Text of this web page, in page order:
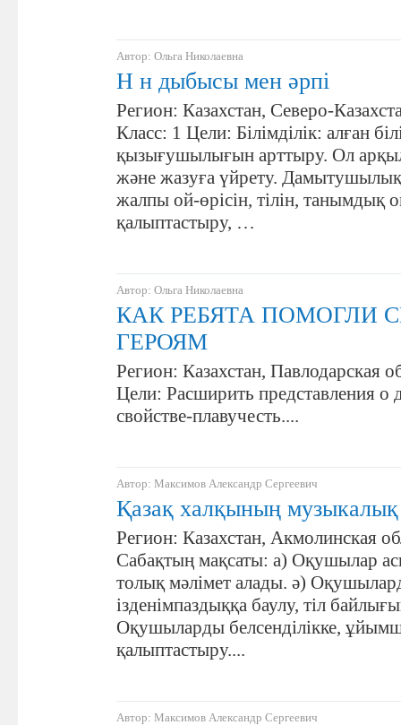
Автор: Ольга Николаевна
Н н дыбысы мен әрпі
Регион: Казахстан, Северо-
Класс: 1 Цели: Білімділік: алған
қызығушылығын арттыру. Ол
және жазуға үйрету.
жалпы ой-өрісін, тілін, танымдық
қалыптастыру, …
Автор: Ольга Николаевна
КАК РЕБЯТА ПОМОГЛИ
ГЕРОЯМ
Регион: Казахстан, Павлодарская
Цели: Расширить представления о
свойстве-плавучесть....
Автор: Максимов Александр Сергеевич
Қазақ халқының
Регион: Казахстан, Акмолинская
Сабақтың мақсаты: а) Оқушылар
толық мәлімет алады. ә)
ізденімпаздыққа баулу, тіл
Оқушыларды белсенділікке,
қалыптастыру....
Автор: Максимов Александр Сергеевич